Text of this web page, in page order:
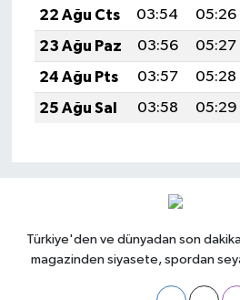
22 Ağu Cts
03:54 05:26
23 Ağu Paz
03:56 05:27
24 Ağu Pts
03:57 05:28
25 Ağu Sal
03:58 05:29
Türkiye'den ve dünyadan son
magazinden siyasete, spordan